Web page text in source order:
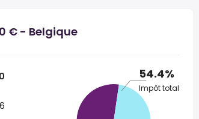
€ - Belgique
54.4%
Impôt total